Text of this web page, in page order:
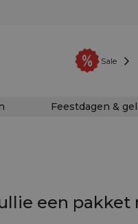
Sale
Feestdagen &
een